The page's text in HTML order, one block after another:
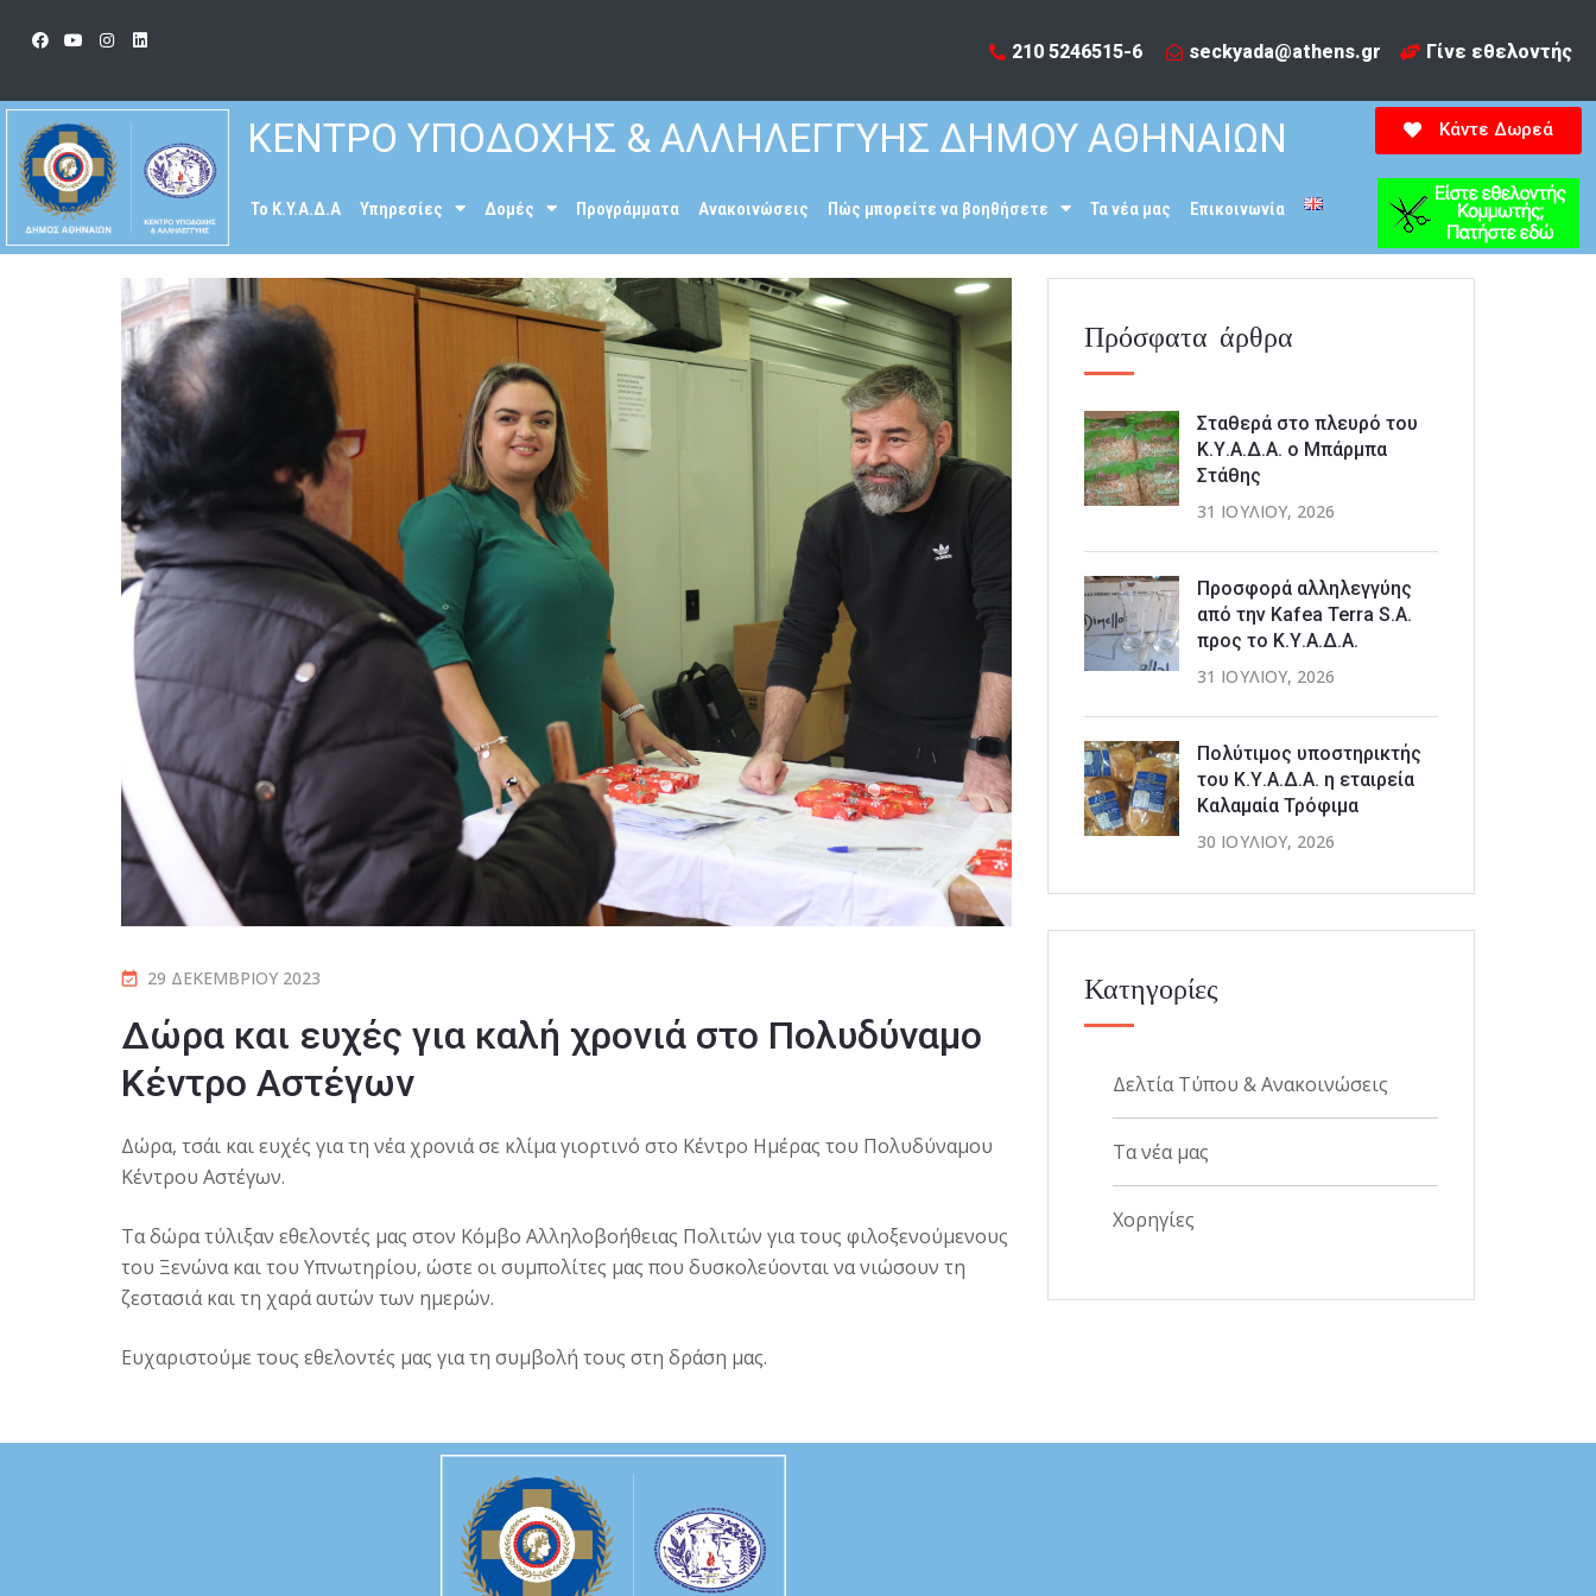
210 5246515-6​ seckyada@athens.gr Γίνε εθελοντής
ΚΕΝΤΡΟ ΥΠΟΔΟΧΗΣ & ΑΛΛΗΛΕΓΓΥΗΣ ΔΗΜΟΥ ΑΘΗΝΑΙΩΝ
To K.Y.A.Δ.Α Υπηρεσίες Δομές Προγράμματα Ανακοινώσεις Πώς μπορείτε να βοηθήσετε Τα νέα μας Επικοινωνία
Κάντε Δωρεά
29 ΔΕΚΕΜΒΡΊΟΥ 2023
Δώρα και ευχές για καλή χρονιά στο Πολυδύναμο
Κέντρο Αστέγων
Δώρα, τσάι και ευχές για τη νέα χρονιά σε κλίμα γιορτινό στο Κέντρο Ημέρας του Πολυδύναμου
Κέντρου Αστέγων.
Τα δώρα τύλιξαν εθελοντές μας στον Κόμβο Αλληλοβοήθειας Πολιτών για τους φιλοξενούμενους
του Ξενώνα και του Υπνωτηρίου, ώστε οι συμπολίτες μας που δυσκολεύονται να νιώσουν τη
ζεστασιά και τη χαρά αυτών των ημερών.
Ευχαριστούμε τους εθελοντές μας για τη συμβολή τους στη δράση μας.
Πρόσφατα άρθρα
Σταθερά στο πλευρό του
Κ.Υ.Α.Δ.Α. ο Μπάρμπα
Στάθης
31 ΙΟΥΛΊΟΥ, 2026
Προσφορά αλληλεγγύης
από την Kafea Terra S.A.
προς το Κ.Υ.Α.Δ.Α.
31 ΙΟΥΛΊΟΥ, 2026
Πολύτιμος υποστηρικτής
του Κ.Υ.Α.Δ.Α. η εταιρεία
Καλαμαία Τρόφιμα
30 ΙΟΥΛΊΟΥ, 2026
Κατηγορίες
Δελτία Τύπου & Ανακοινώσεις
Τα νέα μας
Χορηγίες